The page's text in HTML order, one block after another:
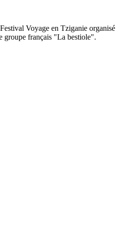
Voyage en Tziganie organisé
groupe français "La bestiole".